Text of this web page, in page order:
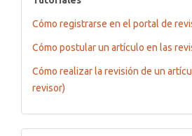
Cómo registrarse en el portal de
Cómo postular un artículo en las
Cómo realizar la revisión de un
revisor)